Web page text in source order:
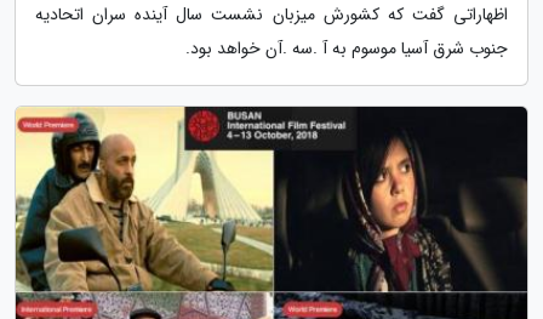
اظهاراتی گفت که کشورش میزبان نشست سال آینده سران اتحادیه
جنوب شرق آسیا موسوم به آ .سه .آن خواهد بود.